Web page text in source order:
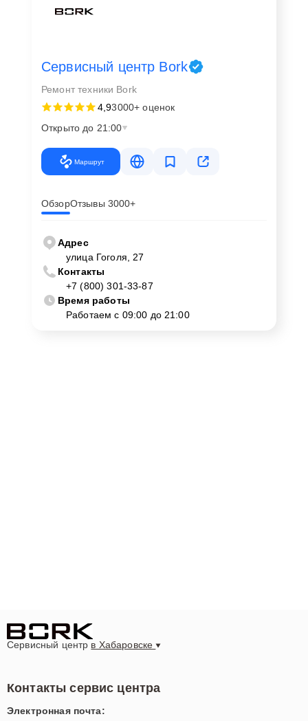
Сервисный центр Bork
Ремонт техники Bork
4,93000+ оценок
Открыто до 21:00
Маршрут
ОбзорОтзывы 3000+
Адрес
улица Гоголя, 27
Контакты
+7 (800) 301-33-87
Время работы
Работаем с 09:00 до 21:00
Сервисный центр в Хабаровске
Контакты сервис центра
Электронная почта: